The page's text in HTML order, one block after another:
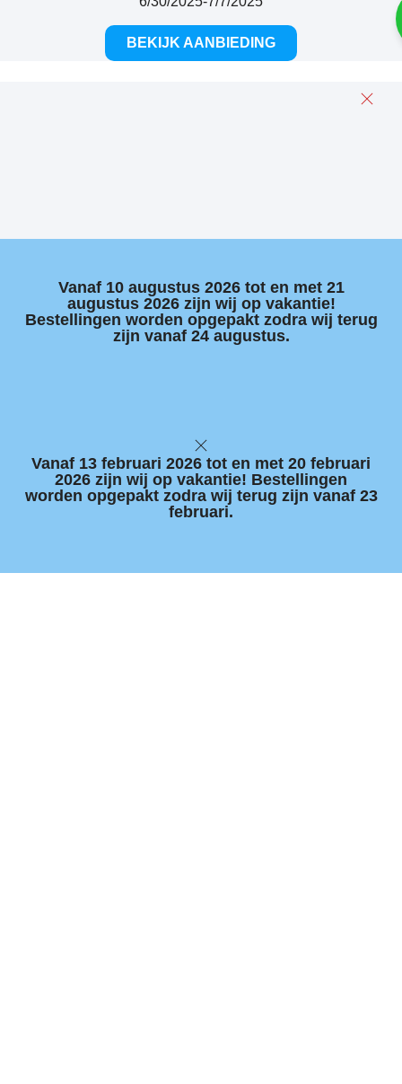
BEKIJK AANBIEDING
Vanaf 10 augustus 2026 tot en met 21
augustus 2026 zijn wij op vakantie!
Bestellingen worden opgepakt zodra wij terug
zijn vanaf 24 augustus.​
Vanaf 13 februari 2026 tot en met 20 februari
2026 zijn wij op vakantie! Bestellingen
worden opgepakt zodra wij terug zijn vanaf 23
februari.